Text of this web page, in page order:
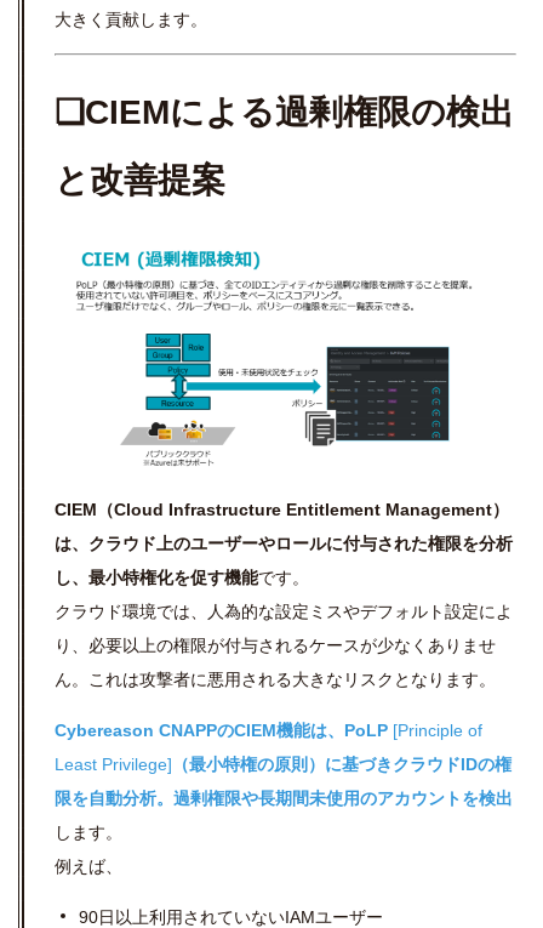
大きく貢献します。
❏CIEMによる過剰権限の検出
と改善提案
CIEM（Cloud Infrastructure Entitlement Management）
は、クラウド上のユーザーやロールに付与された権限を分析
し、最小特権化を促す機能です。
クラウド環境では、人為的な設定ミスやデフォルト設定によ
り、必要以上の権限が付与されるケースが少なくありませ
ん。これは攻撃者に悪用される大きなリスクとなります。
Cybereason CNAPPのCIEM機能は、PoLP [Principle of
Least Privilege] （最小特権の原則）に基づきクラウドIDの権
限を自動分析。過剰権限や長期間未使用のアカウントを検出
します。
例えば、
90日以上利用されていないIAMユーザー